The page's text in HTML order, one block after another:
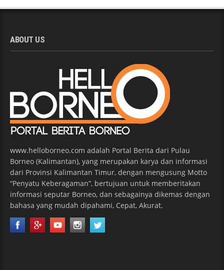
ABOUT US
www.helloborneo.com adalah Portal Berita dari Pulau
Borneo (Kalimantan), yang merupakan karya dan informasi
dari Provinsi Kalimantan Timur, dengan mengusung Motto
“Penyatu Keberagaman”, bertujuan untuk memberitakan
informasi seputar Borneo, dan sebagainya dikemas dengan
bahasa yang mudah dipahami, Cepat, Akurat.